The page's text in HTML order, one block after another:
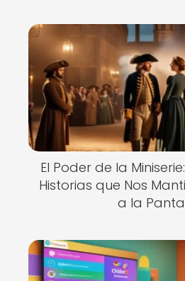
El Poder de la
Historias que Nos
a la